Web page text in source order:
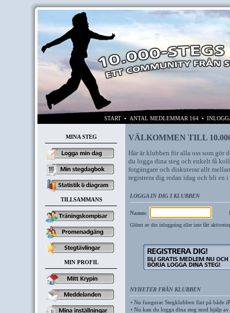
START • ANTAL MEDLEMMAR 164 •
MINA STEG
TILLSAMMANS
MIN PROFIL
VÄLKOMMEN TILL
Här är klubben för alla oss som gör
du logga dina steg och enkelt få
fotgängare och diskuterar allt
registrera dig redan idag och bli en
LOGGA IN DIG I KLUBBEN
Namn:
Glömt av din inloggning eller inte fått
NYHETER FRÅN KLUBBEN
• Nu fungerar Stegklubben fint på både
• Nu kan du logga dina steg med hjälp